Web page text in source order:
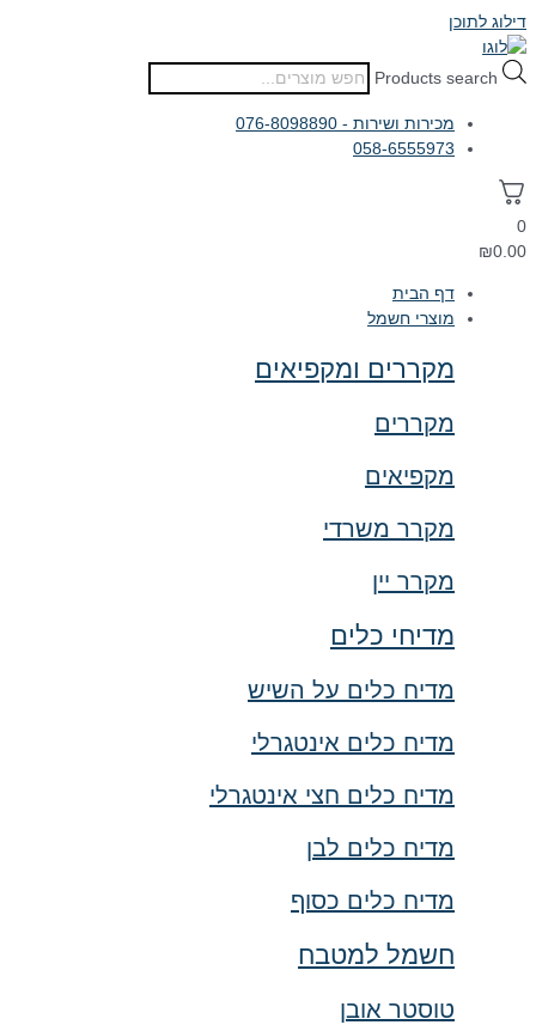
דילוג לתוכן
Products search
מכירות ושירות - 076-8098890
058-6555973
0
₪0.00
דף הבית
מוצרי חשמל
מקררים ומקפיאים
מקררים
מקפיאים
מקרר משרדי
מקרר יין
מדיחי כלים
מדיח כלים על השיש
מדיח כלים אינטגרלי
מדיח כלים חצי אינטגרלי
מדיח כלים לבן
מדיח כלים כסוף
חשמל למטבח
טוסטר אובן